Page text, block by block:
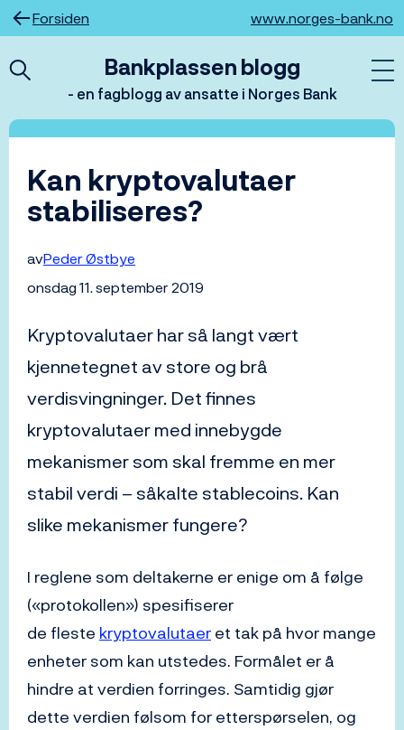
Hopp
til
Forsiden www.norges-bank.no
Bankplassen blogg
- en fagblogg av ansatte i Norges Bank
Kan kryptovalutaer
stabiliseres?
avPeder Østbye
onsdag 11. september 2019
Kryptovalutaer har så langt vært
kjennetegnet av store og brå
verdisvingninger. Det finnes
kryptovalutaer med innebygde
mekanismer som skal fremme en mer
stabil verdi – såkalte stablecoins. Kan
slike mekanismer fungere?
I reglene som deltakerne er enige om å følge
(«protokollen») spesifiserer
de fleste kryptovalutaeret tak på hvor mange
enheter som kan utstedes. Formålet er å
hindre at verdien forringes. Samtidig gjør
dette verdien følsom for etterspørselen, og